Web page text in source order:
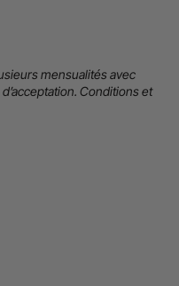
mensualités avec
Conditions et